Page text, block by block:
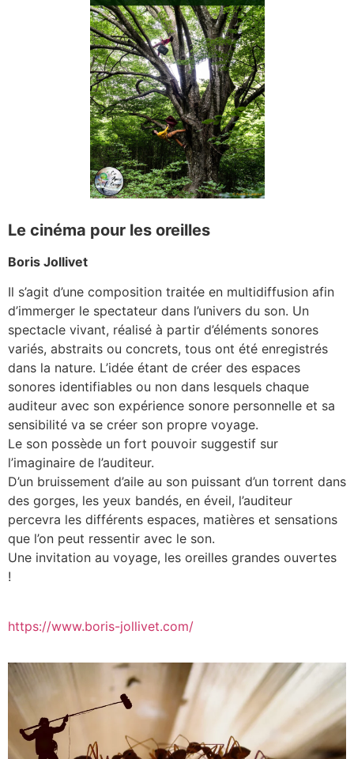
Le cinéma pour les oreilles
Boris Jollivet
Il s’agit d’une composition traitée en multidiffusion afin
d’immerger le spectateur dans l’univers du son. Un
spectacle vivant, réalisé à partir d’éléments sonores
variés, abstraits ou concrets, tous ont été enregistrés
dans la nature. L’idée étant de créer des espaces
sonores identifiables ou non dans lesquels chaque
auditeur avec son expérience sonore personnelle et sa
sensibilité va se créer son propre voyage.
Le son possède un fort pouvoir suggestif sur
l’imaginaire de l’auditeur.
D’un bruissement d’aile au son puissant d’un torrent dans
des gorges, les yeux bandés, en éveil, l’auditeur
percevra les différents espaces, matières et sensations
que l’on peut ressentir avec le son.
Une invitation au voyage, les oreilles grandes ouvertes
!
https://www.boris-jollivet.com/